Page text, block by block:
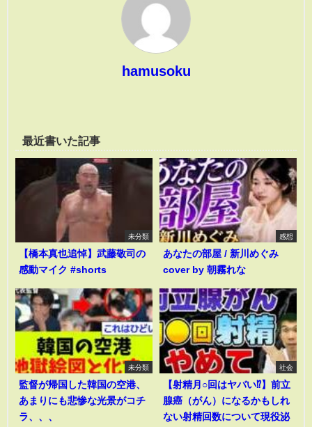
hamusoku
最近書いた記事
未分類
【橋本真也追悼】武藤敬司の
感動マイク #shorts
感想
あなたの部屋 / 新川めぐみ
cover by 朝霧れな
未分類
監督が帰国した韓国の空港、
あまりにも悲惨な光景がコチ
ラ、、、
社会
【射精月○回はヤバい⁉︎】前立
腺癌（がん）になるかもしれ
ない射精回数について現役泌